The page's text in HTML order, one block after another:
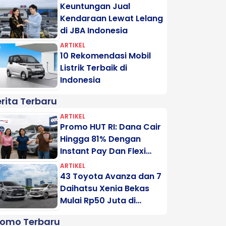
Keuntungan Jual
Kendaraan Lewat Lelang
di JBA Indonesia
ARTIKEL
10 Rekomendasi Mobil
Listrik Terbaik di
Indonesia
Terbaru
ARTIKEL
Promo HUT RI: Dana Cair
Hingga 81% Dengan
Instant Pay Dan Flexi
Pay Motogadai
ARTIKEL
43 Toyota Avanza dan 7
Daihatsu Xenia Bekas
Mulai Rp50 Juta di
Terbaru